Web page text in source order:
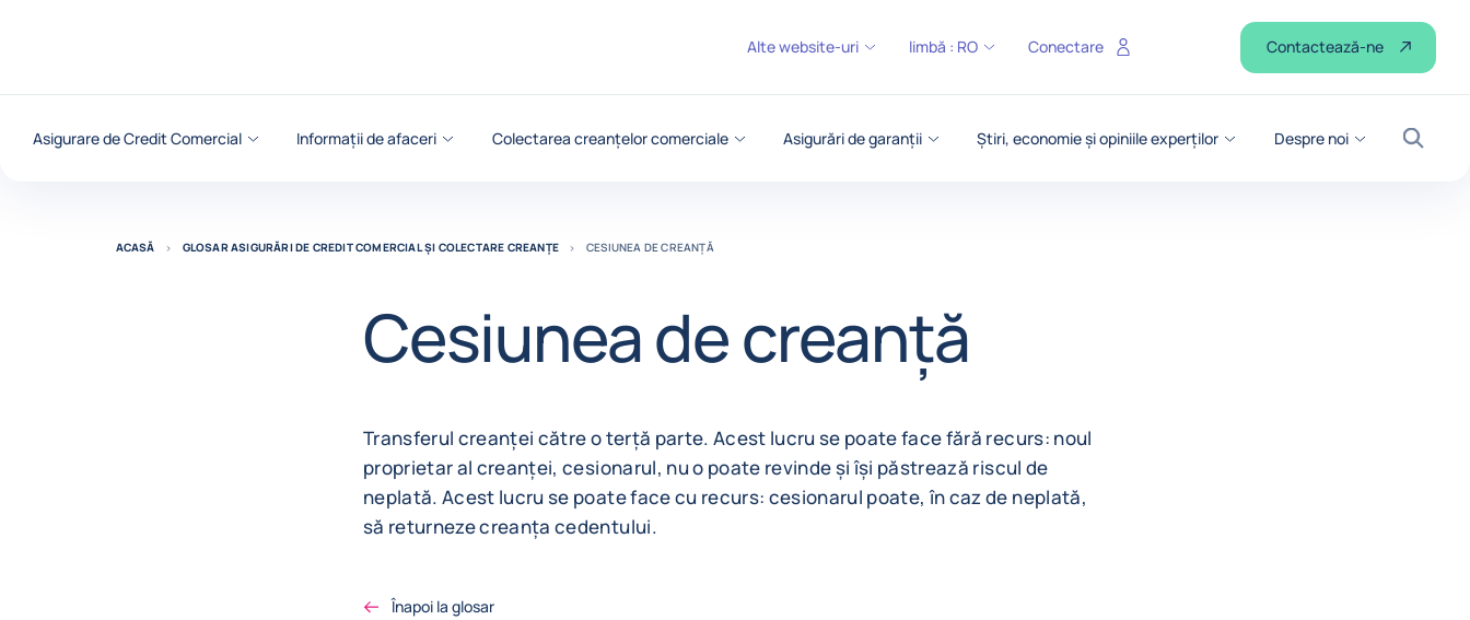
Asigurare de Credit Comercial Informații de afaceri Colectarea creanțelor comerciale Asigurări de garanții Știri, economie și opiniile experților Despre noi
Alte website-uri limbă : RO Conectare Contactează-ne
ACASĂ GLOSAR ASIGURĂRI DE CREDIT COMERCIAL ȘI COLECTARE CREANȚE CESIUNEA DE CREANȚĂ
Cesiunea de creanță
Transferul creanței către o terță parte. Acest lucru se poate face fără recurs: noul
proprietar al creanței, cesionarul, nu o poate revinde și își păstrează riscul de
neplată. Acest lucru se poate face cu recurs: cesionarul poate, în caz de neplată,
să returneze creanța cedentului.
Înapoi la glosar